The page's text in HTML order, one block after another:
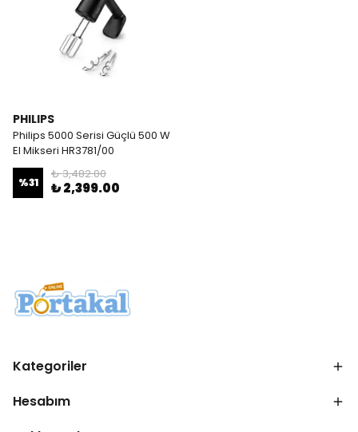
PHILIPS
Philips 5000 Serisi Güçlü 500 W
El Mikseri HR3781/00
%31
₺ 3,482.00
₺ 2,399.00
Kategoriler
Hesabım